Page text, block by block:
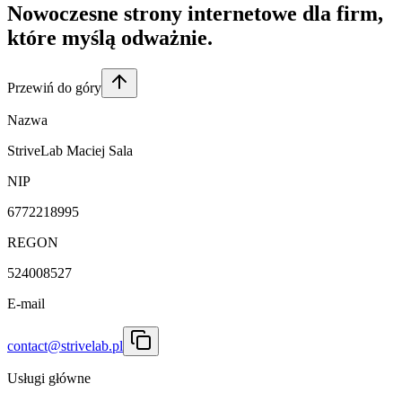
Nowoczesne strony internetowe dla firm,
które myślą odważnie.
Przewiń do góry
Nazwa
StriveLab Maciej Sala
NIP
6772218995
REGON
524008527
E-mail
contact@strivelab.pl
Usługi główne